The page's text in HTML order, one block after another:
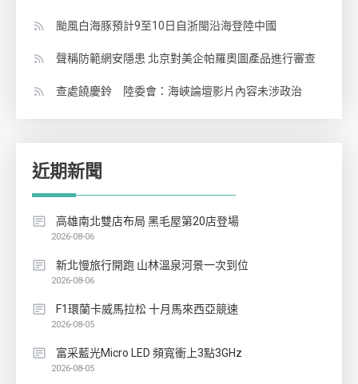
颱風白海豚預計9至10日自浙閩沿海登陸中國
聲稱防範網安隱患 北京對美企帕羅奧圖產品進行審查
查處饒慶鈴 陸委會：海峽論壇影片內容未涉政治
近期新聞
高雄南北雙店布局 黑毛屋第20店登場
2026-08-06
新北慢旅行開跑 山林溫泉河景一次到位
2026-08-06
F1環蘭卡威馬拉松 十月馬來西亞競速
2026-08-05
富采藍光Micro LED 頻寬衝上3點3GHz
2026-08-05